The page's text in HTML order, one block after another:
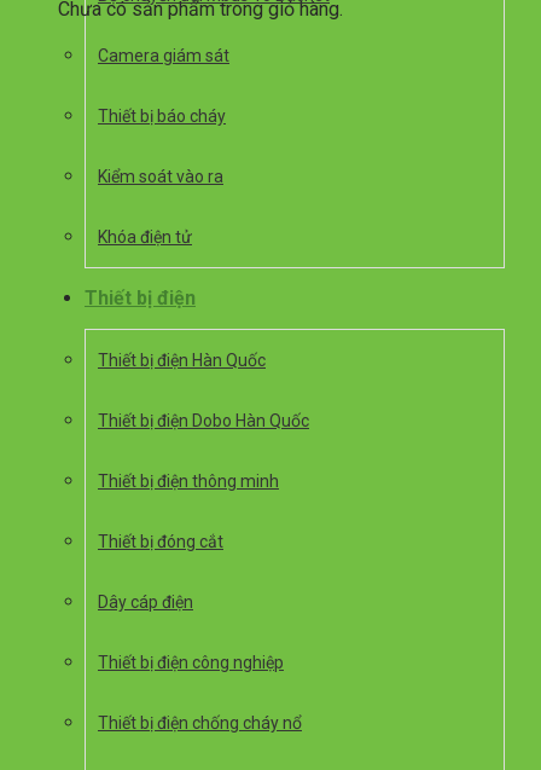
Chưa có sản phẩm trong giỏ hàng.
Camera giám sát
Thiết bị báo cháy
Kiểm soát vào ra
Khóa điện tử
Thiết bị điện
Thiết bị điện Hàn Quốc
Thiết bị điện Dobo Hàn Quốc
Thiết bị điện thông minh
Thiết bị đóng cắt
Dây cáp điện
Thiết bị điện công nghiệp
Thiết bị điện chống cháy nổ